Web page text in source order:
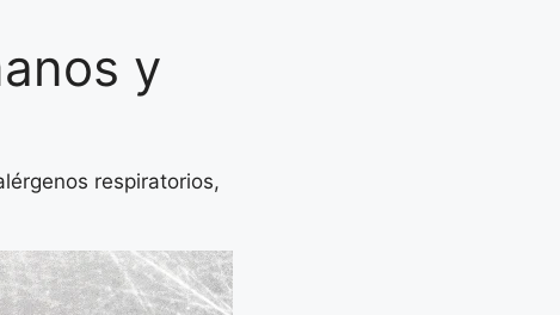
y
respiratorios,